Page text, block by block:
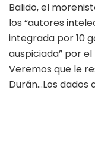
Balido, el
los “autores
integrada por 10
auspiciada” por el
Veremos que le
Durán…Los dados